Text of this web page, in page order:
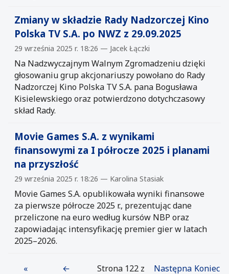
Zmiany w składzie Rady Nadzorczej Kino
Polska TV S.A. po NWZ z 29.09.2025
29 września 2025 r. 18:26 — Jacek Łączki
Na Nadzwyczajnym Walnym Zgromadzeniu dzięki
głosowaniu grup akcjonariuszy powołano do Rady
Nadzorczej Kino Polska TV S.A. pana Bogusława
Kisielewskiego oraz potwierdzono dotychczasowy
skład Rady.
Movie Games S.A. z wynikami
finansowymi za I półrocze 2025 i planami
na przyszłość
29 września 2025 r. 18:26 — Karolina Stasiak
Movie Games S.A. opublikowała wyniki finansowe
za pierwsze półrocze 2025 r., prezentując dane
przeliczone na euro według kursów NBP oraz
zapowiadając intensyfikację premier gier w latach
2025–2026.
« ← Strona 122 z Następna Koniec